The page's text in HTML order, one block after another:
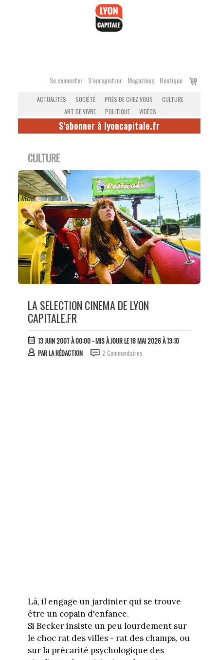
Se connecter S’enregistrer Magazines Boutique
Voir
ACTUALITÉS SOCIÉTÉ PRÈS DE CHEZ VOUS
CULTURE
ART DE VIVRE
POLITIQUE VIDÉOS
S'abonner à lyoncapitale.fr
CULTURE
LA SELECTION CINEMA DE LYON
CAPITALE.FR
13 JUIN 2007 À 00:00- MIS À JOUR LE 18 MAI 2026 À 13:10
PARLA RÉDACTION 2 Commentaires
Là, il engage un jardinier qui se trouve
être un copain d'enfance.
Si Becker insiste un peu lourdement sur
le choc rat des villes - rat des champs, ou
sur la précarité psychologique des